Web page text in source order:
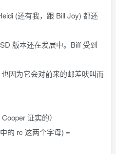
(还有我，跟 Bill Joy) 都还
版本还在发展中。Biff 受到
因为它会对前来的邮差吠叫而
证实的）
的 rc 这两个字母) =